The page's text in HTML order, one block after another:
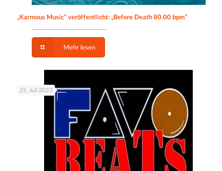
„Karmous Music“ veröffentlicht: „Before Death 80.00 bpm“
Mehr lesen
25. Juli 2023